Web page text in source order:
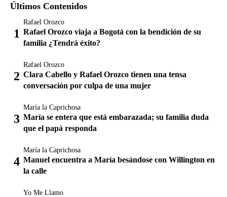
Últimos Contenidos
Rafael Orozco
Rafael Orozco viaja a Bogotá con la bendición de su
familia ¿Tendrá éxito?
Rafael Orozco
Clara Cabello y Rafael Orozco tienen una tensa
conversación por culpa de una mujer
María la Caprichosa
María se entera que está embarazada; su familia duda
que el papá responda
María la Caprichosa
Manuel encuentra a María besándose con Willington en
la calle
Yo Me Llamo